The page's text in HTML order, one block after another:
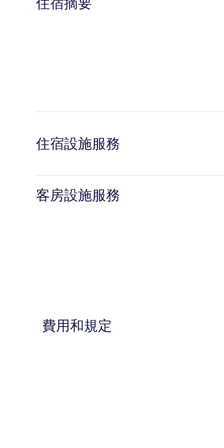
住宿設施服務
客房設施服務
費用和規定